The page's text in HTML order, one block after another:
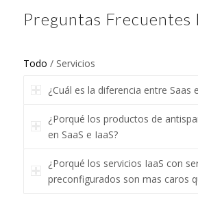
Preguntas Frecuentes
Todo / Servicios
¿Cuál es la diferencia entre Saas
¿Porqué los productos de
en SaaS e IaaS?
¿Porqué los servicios IaaS con
preconfigurados son mas caros